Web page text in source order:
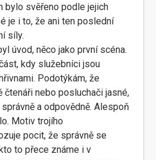
bylo svěřeno podle jejich
je i to, že ani ten poslední
síly.
úvod, něco jako první scéna.
kdy služebníci jsou
Podotýkám, že
čtenáři nebo posluchači jasné,
a odpovědně. Alespoň
Motiv trojího
pocit, že správně se
to přece známe i v